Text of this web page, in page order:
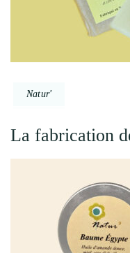
Natur'
La fabrication